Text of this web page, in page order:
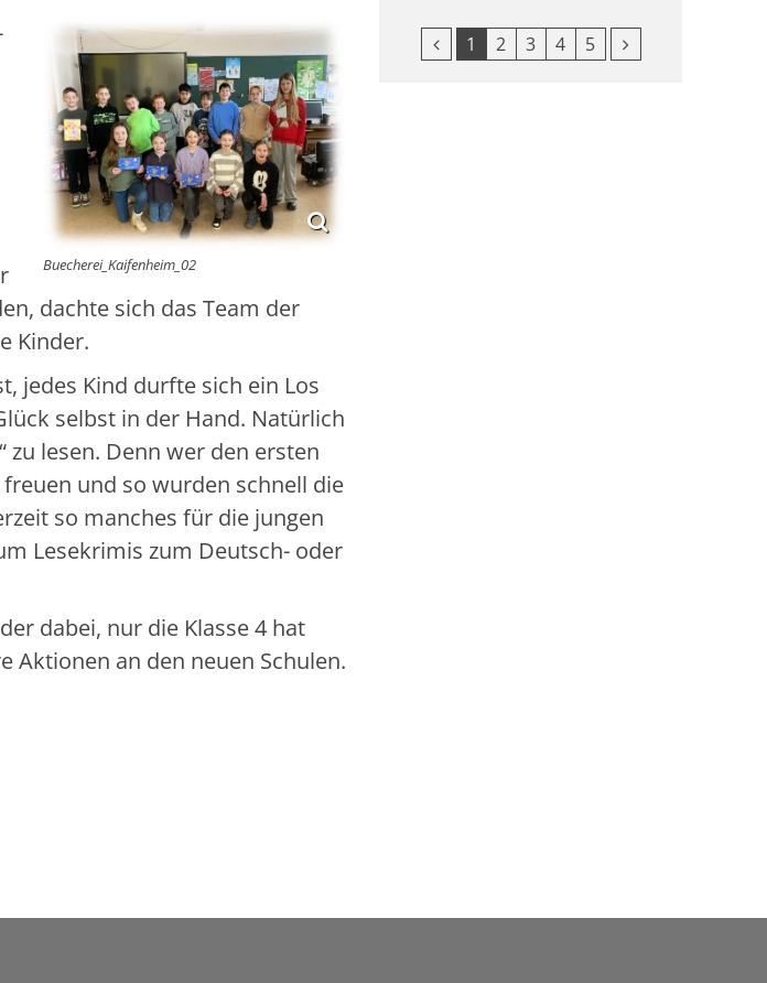
Buecherei_Kaifenheim_02
dachte sich das Team der
Kinder.
jedes Kind durfte sich ein Los
selbst in der Hand. Natürlich
zu lesen. Denn wer den ersten
und so wurden schnell die
so manches für die jungen
Lesekrimis zum Deutsch- oder
dabei, nur die Klasse 4 hat
Aktionen an den neuen Schulen.
Vorherige Seite
1 2 3 4 5 Nächste Seite